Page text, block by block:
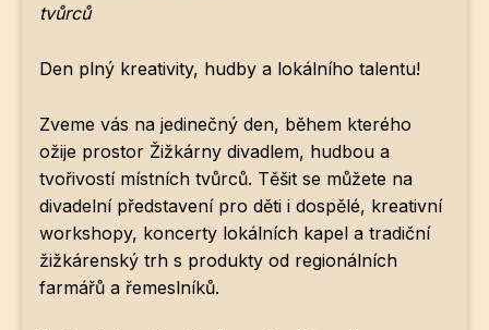
tvůrců
Den plný kreativity, hudby a lokálního talentu!
Zveme vás na jedinečný den, během kterého
ožije prostor Žižkárny divadlem, hudbou a
tvořivostí místních tvůrců. Těšit se můžete na
divadelní představení pro děti i dospělé, kreativní
workshopy, koncerty lokálních kapel a tradiční
žižkárenský trh s produkty od regionálních
farmářů a řemeslníků.